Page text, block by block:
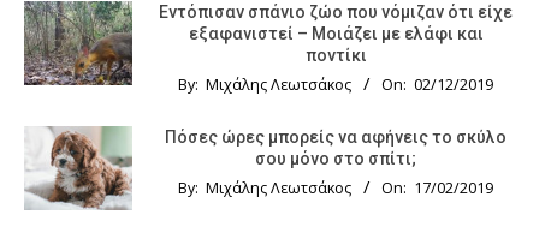
Εντόπισαν σπάνιο ζώο που νόμιζαν ότι είχε
εξαφανιστεί – Μοιάζει με ελάφι και
ποντίκι
By: Μιχάλης Λεωτσάκος On: 02/12/2019
Πόσες ώρες μπορείς να αφήνεις το σκύλο
σου μόνο στο σπίτι;
By: Μιχάλης Λεωτσάκος On: 17/02/2019